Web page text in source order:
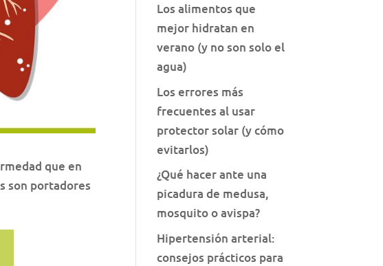
que en
son portadores
Los alimentos que
mejor hidratan en
verano (y no son solo el
agua)
Los errores más
frecuentes al usar
protector solar (y cómo
evitarlos)
¿Qué hacer ante una
picadura de medusa,
mosquito o avispa?
Hipertensión arterial:
consejos prácticos para